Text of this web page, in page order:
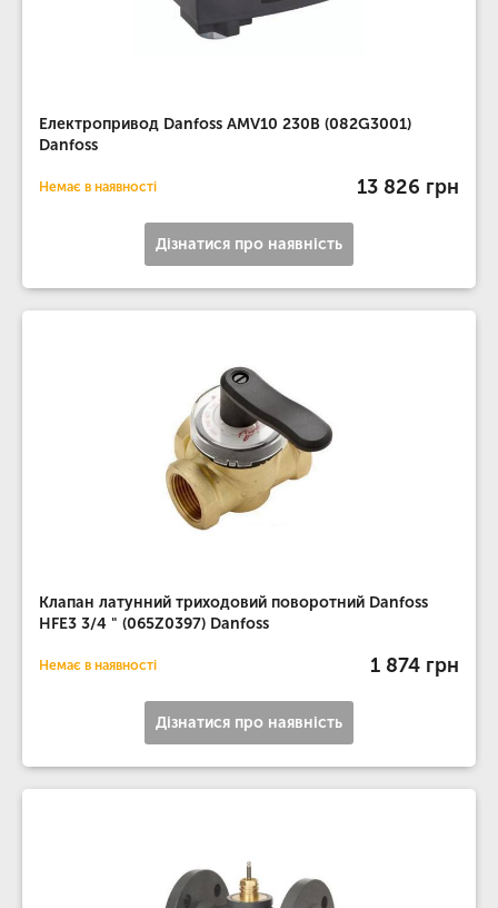
Електропривод Danfoss AMV10 230В (082G3001)
Danfoss
Немає в наявності 13 826 грн
Дізнатися про наявність
Клапан латунний триходовий поворотний Danfoss
HFE3 3/4 " (065Z0397) Danfoss
Немає в наявності 1 874 грн
Дізнатися про наявність